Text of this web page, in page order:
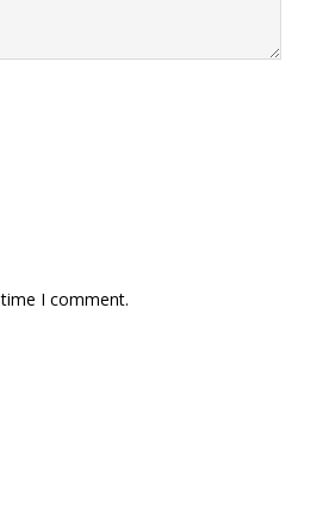
I comment.